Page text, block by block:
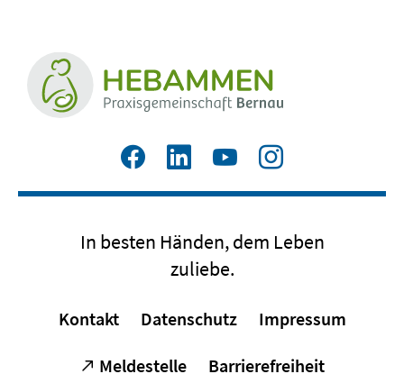
Zum
Facebook
Zum
LinkedIn
Zum
YouTube
Zum
Instagram
In besten Händen, dem Leben
zuliebe.
Kontakt Datenschutz Impressum
Meldestelle Barrierefreiheit